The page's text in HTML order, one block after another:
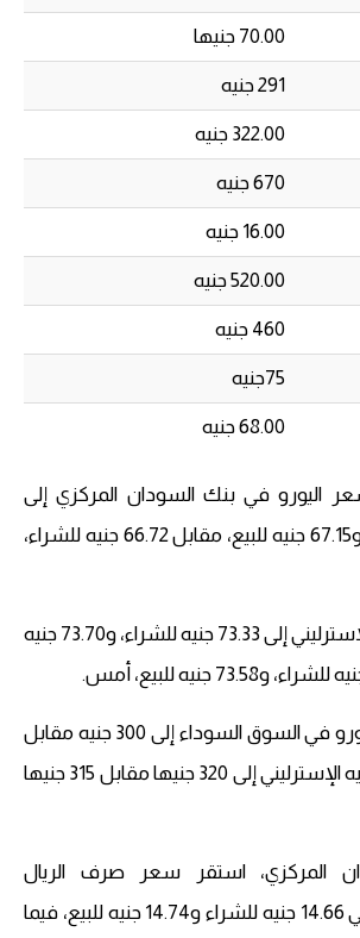
70.00 جنيها
291 جنيه
322.00 جنيه
670 جنيه
16.00 جنيه
520.00 جنيه
460 جنيه
75جنيه
68.00 جنيه
اليورو في بنك السودان المركزي إلى
66.81 جنيه للشراء، و67.15 جنيه للبيع، مقابل 66.72 جنيه للشراء،
ارتفع سعر الجنيه الإسترليني إلى 73.33 جنيه للشراء، و73.70 جنيه
بينما ارتفع سعر اليورو في السوق السوداء إلى 300 جنيه مقابل
290 جنيها، وزاد الجنيه الإسترليني إلى 320 جنيها مقابل 315 جنيها
المركزي، استقر سعر صرف الريال
السعودي عند حوالي 14.66 جنيه للشراء و14.74 جنيه للبيع، فيما